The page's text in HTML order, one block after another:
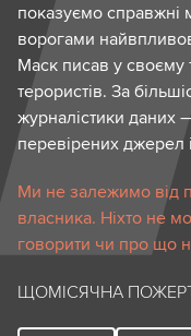
показуємо справжні
ворогами
Маск писав у своєму
терористів. За
журналістики даних —
перевірених джерел
Ми не залежимо від
власника. Ніхто не
говорити чи про що
ЩОМІСЯЧНА